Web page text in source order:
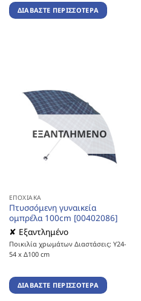
ΔΙΑΒΆΣΤΕ ΠΕΡΙΣΣΌΤΕΡΑ
ΕΞΑΝΤΛΗΜΈΝΟ
ΕΠΟΧΙΑΚΆ
Πτυσσόμενη γυναικεία
ομπρέλα 100cm [00402086]
✘ Εξαντλημένο
Ποικιλία χρωμάτων Διαστάσεις: Υ24-
54 x Δ100 cm
ΔΙΑΒΆΣΤΕ ΠΕΡΙΣΣΌΤΕΡΑ